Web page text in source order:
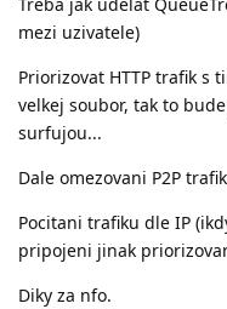
mezi uzivatele)
Priorizovat HTTP trafik s
velkej soubor, tak to
surfujou...
Dale omezovani P2P
Pocitani trafiku dle IP
pripojeni jinak
Diky za nfo.